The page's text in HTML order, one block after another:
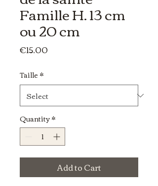
Famille H. 13 cm
ou 20 cm
€15.00
Taille*
Quantity*
Add to Cart